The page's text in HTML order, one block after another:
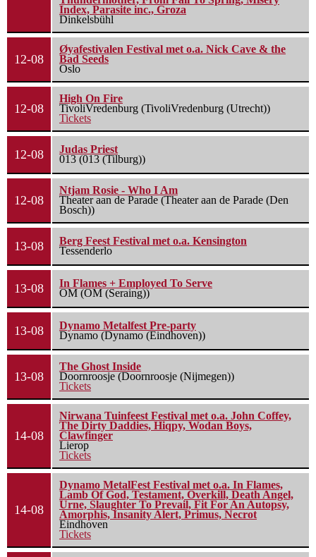
Index, Parasite inc., Groza
Dinkelsbühl
12-08
Øyafestivalen Festival met o.a. Nick Cave & the
Bad Seeds
Oslo
12-08
High On Fire
TivoliVredenburg (TivoliVredenburg (Utrecht))
Tickets
12-08
Judas Priest
013 (013 (Tilburg))
12-08
Ntjam Rosie - Who I Am
Theater aan de Parade (Theater aan de Parade (Den
Bosch))
13-08
Berg Feest Festival met o.a. Kensington
Tessenderlo
13-08
In Flames + Employed To Serve
OM (OM (Seraing))
13-08
Dynamo Metalfest Pre-party
Dynamo (Dynamo (Eindhoven))
13-08
The Ghost Inside
Doornroosje (Doornroosje (Nijmegen))
Tickets
14-08
Nirwana Tuinfeest Festival met o.a. John Coffey,
The Dirty Daddies, Hiqpy, Wodan Boys,
Clawfinger
Lierop
Tickets
14-08
Dynamo MetalFest Festival met o.a. In Flames,
Lamb Of God, Testament, Overkill, Death Angel,
Urne, Slaughter To Prevail, Fit For An Autopsy,
Amorphis, Insanity Alert, Primus, Necrot
Eindhoven
Tickets